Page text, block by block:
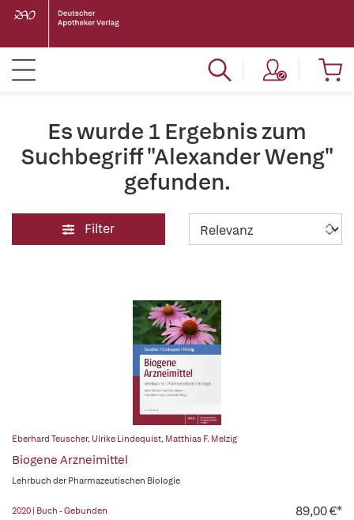
Es wurde 1 Ergebnis zum
Suchbegriff "Alexander Weng"
gefunden.
Filter
Eberhard Teuscher, Ulrike Lindequist, Matthias F. Melzig
Biogene Arzneimittel
Lehrbuch der Pharmazeutischen Biologie
2020 | Buch - Gebunden 89,00 €*